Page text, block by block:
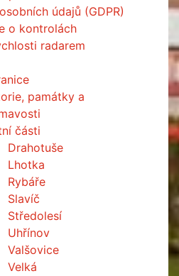
údajů (GDPR)
o kontrolách
radarem
památky a
části
Drahotuše
Lhotka
Rybáře
Slavíč
Středolesí
Uhřínov
Valšovice
Velká